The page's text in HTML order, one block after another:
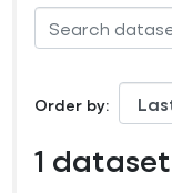
Order by
1